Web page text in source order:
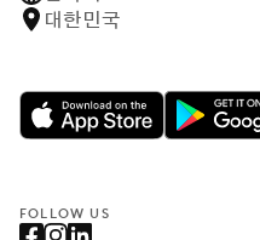
대한민국
FOLLOW US